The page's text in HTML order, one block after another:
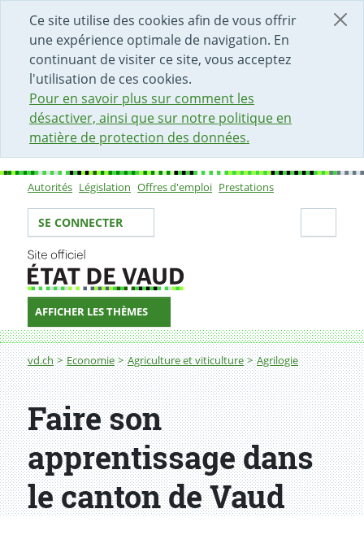
Ce site utilise des cookies afin de vous offrir
une expérience optimale de navigation. En
continuant de visiter ce site, vous acceptez
l'utilisation de ces cookies.
Pour en savoir plus sur comment les
désactiver, ainsi que sur notre politique en
matière de protection des données.
DÉBUT DU CONTENU DE LA PAGE
ACCÈS AU CHAMP DE RECHERCHE
PAGE D'ACCUEIL
FORMULAIRE DE CONTACT
Sous-navigation
Autorités Législation Offres d'emploi Prestations
Votre identité
SE CONNECTER
AFFICHER LES THÈMES
Fil d'Ariane
vd.ch Economie Agriculture et viticulture Agrilogie
Mobilité apprenti-e-s
Faire son
apprentissage dans
le canton de Vaud